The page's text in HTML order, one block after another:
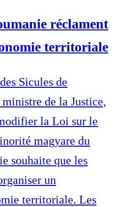
réclament
territoriale
Sicules de
de la Justice,
la Loi sur le
magyare du
souhaite que les
un
territoriale. Les